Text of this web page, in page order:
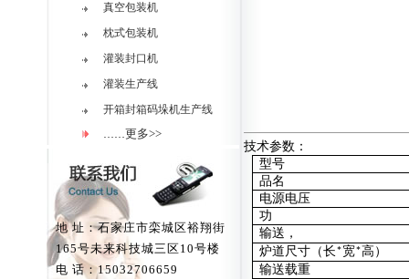
真空包装机
枕式包装机
灌装封口机
灌装生产线
开箱封箱码垛机生产线
……更多>>
地 址：石家庄市栾城区裕翔街
165号未来科技城三区10号楼
电 话：15032706659
技术参数：
型号
品名
电源电压
功
输送，
炉道尺寸（长*宽*高）
输送载重